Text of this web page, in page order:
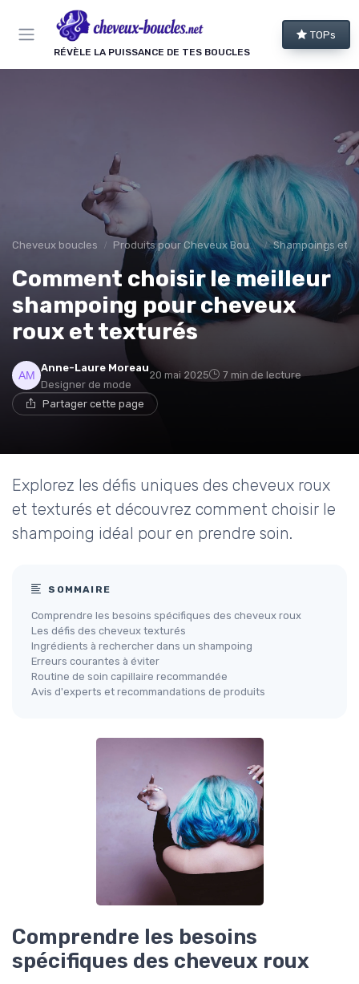
RÉVÈLE LA PUISSANCE DE TES BOUCLES
TOPs
Cheveux boucles Produits pour Cheveux Bouclés et Texturés Shampoings et
Comment choisir le meilleur
shampoing pour cheveux
roux et texturés
Anne-Laure Moreau
Designer de mode
20 mai 2025 7 min de lecture
Partager cette page
Explorez les défis uniques des cheveux roux
et texturés et découvrez comment choisir le
shampoing idéal pour en prendre soin.
SOMMAIRE
Comprendre les besoins spécifiques des cheveux roux
Les défis des cheveux texturés
Ingrédients à rechercher dans un shampoing
Erreurs courantes à éviter
Routine de soin capillaire recommandée
Avis d'experts et recommandations de produits
Comprendre les besoins
spécifiques des cheveux roux
Panneau de gestion des cookies